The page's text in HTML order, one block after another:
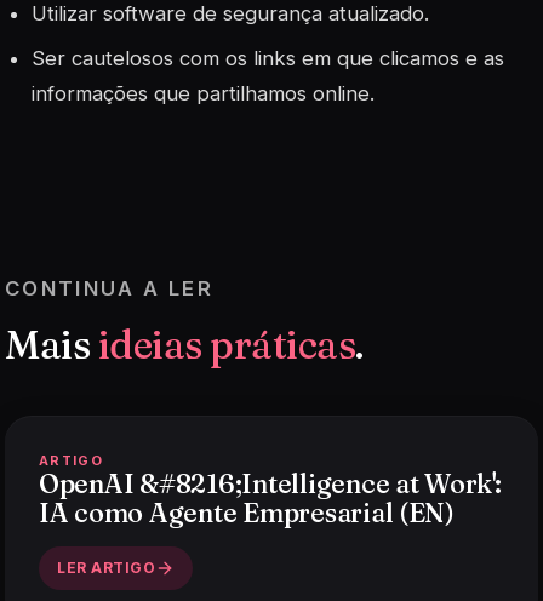
Utilizar software de segurança atualizado.
Ser cautelosos com os links em que clicamos e as
informações que partilhamos online.
CONTINUA A LER
Mais ideias práticas.
ARTIGO
OpenAI &#8216;Intelligence at Work':
IA como Agente Empresarial (EN)
LER ARTIGO